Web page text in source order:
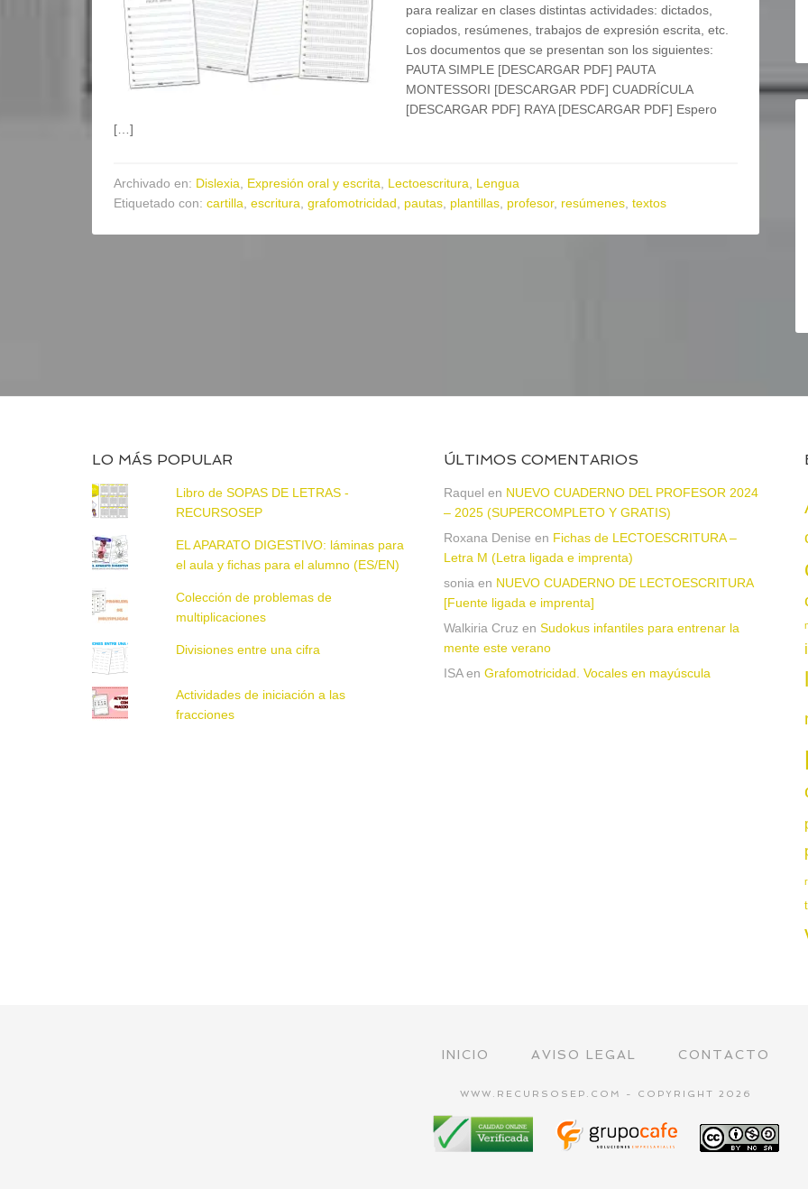
para realizar en clases distintas actividades: dictados,
copiados, resúmenes, trabajos de expresión escrita, etc.
Los documentos que se presentan son los siguientes:
PAUTA SIMPLE [DESCARGAR PDF] PAUTA
MONTESSORI [DESCARGAR PDF] CUADRÍCULA
[DESCARGAR PDF] RAYA [DESCARGAR PDF] Espero
[…]
Archivado en: Dislexia Expresión oral y escrita Lectoescritura
Lengua
Etiquetado con: cartilla escritura grafomotricidad pautas plantillas profesor, resúmenes textos
LO MÁS POPULAR
Libro de SOPAS DE LETRAS -
RECURSOSEP
EL APARATO DIGESTIVO: láminas para
el aula y fichas para el alumno (ES/EN)
Colección de problemas de
multiplicaciones
Divisiones entre una cifra
Actividades de iniciación a las
fracciones
ÚLTIMOS COMENTARIOS
Raquel en NUEVO CUADERNO DEL PROFESOR 2024
– 2025 (SUPERCOMPLETO Y GRATIS)
Roxana Denise en Fichas de LECTOESCRITURA –
Letra M (Letra ligada e imprenta)
sonia en NUEVO CUADERNO DE LECTOESCRITURA
[Fuente ligada e imprenta]
Walkiria Cruz en Sudokus infantiles para entrenar la
mente este verano
ISAen Grafomotricidad. Vocales en mayúscula
INICIO AVISO LEGAL CONTACTO
WWW.RECURSOSEP.COM - COPYRIGHT 2026